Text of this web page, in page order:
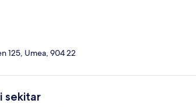
125, Umea, 904 22
sekitar